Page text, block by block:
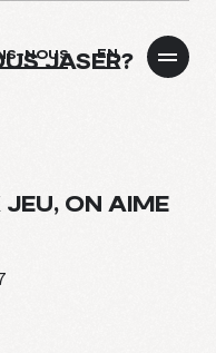
EN
NOUS
JASER?
JEU, ON AIME